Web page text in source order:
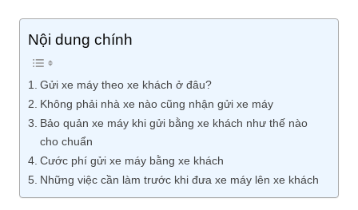
Nội dung chính
Gửi xe máy theo xe khách ở đâu?
Không phải nhà xe nào cũng nhận gửi xe máy
Bảo quản xe máy khi gửi bằng xe khách như thế nào
cho chuẩn
Cước phí gửi xe máy bằng xe khách
Những việc cần làm trước khi đưa xe máy lên xe khách